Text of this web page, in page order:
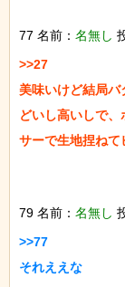
77 名前： 名無し
>>27
美味いけど結局バ
どいし高いしで
サーで生地捏ねて
79 名前： 名無し
>>77
それええな